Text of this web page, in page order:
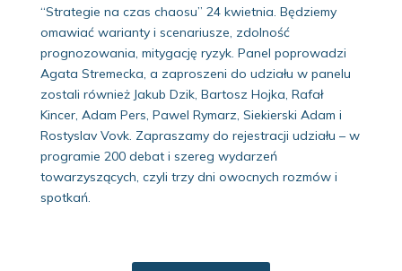
“Strategie na czas chaosu” 24 kwietnia. Będziemy
omawiać warianty i scenariusze, zdolność
prognozowania, mitygację ryzyk. Panel poprowadzi
Agata Stremecka, a zaproszeni do udziału w panelu
zostali również Jakub Dzik, Bartosz Hojka, Rafał
Kincer, Adam Pers, Pawel Rymarz, Siekierski Adam i
Rostyslav Vovk. Zapraszamy do rejestracji udziału – w
programie 200 debat i szereg wydarzeń
towarzyszących, czyli trzy dni owocnych rozmów i
spotkań.